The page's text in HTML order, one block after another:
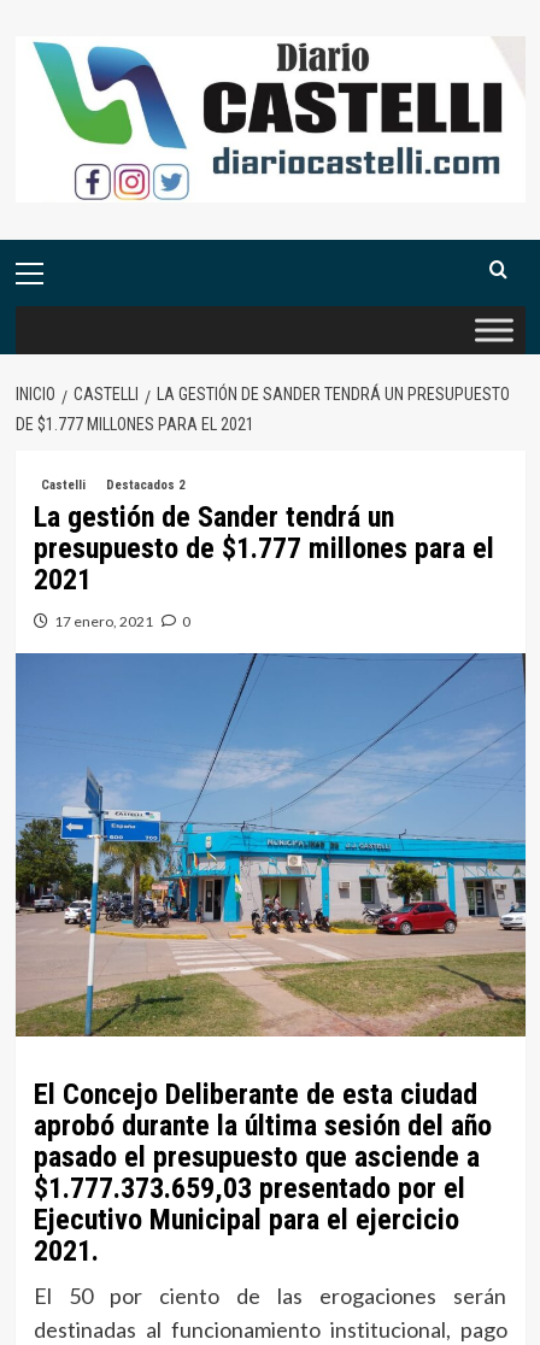
contenido
Menú
INICIO CASTELLI
LA GESTIÓN DE SANDER TENDRÁ UN PRESUPUESTO
DE $1.777 MILLONES PARA EL 2021
Castelli Destacados 2
La gestión de Sander tendrá un
presupuesto de $1.777 millones para el
2021
17 enero, 2021 0
El Concejo Deliberante de esta ciudad
aprobó durante la última sesión del año
pasado el presupuesto que asciende a
$1.777.373.659,03 presentado por el
Ejecutivo Municipal para el ejercicio
2021.
El 50 por ciento de las erogaciones serán
destinadas al funcionamiento institucional, pago